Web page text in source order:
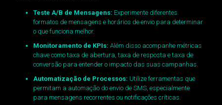
Teste A/B de Mensagens: Experimente diferentes
formatos de mensagens e horários de envio para determinar
o que funciona melhor.
Monitoramento de KPIs: Além disso acompanhe métricas
chave como taxa de abertura, taxa de resposta e taxa de
conversão para entender o impacto das suas campanhas.
Automatização de Processos: Utilize ferramentas que
permitam a automação do envio de SMS, especialmente
para mensagens recorrentes ou notificações críticas.